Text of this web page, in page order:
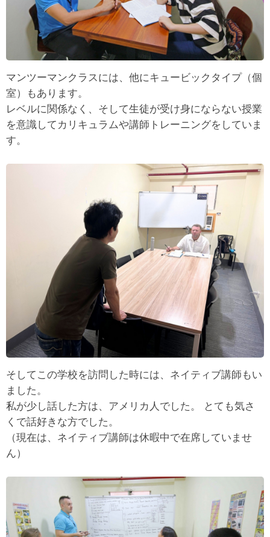
マンツーマンクラスには、他にキュービックタイプ（個
室）もあります。
レベルに関係なく、そして生徒が受け身にならない授業
を意識してカリキュラムや講師トレーニングをしていま
す。
そしてこの学校を訪問した時には、ネイティブ講師もい
ました。
私が少し話した方は、アメリカ人でした。 とても気さ
くで話好きな方でした。
（現在は、ネイティブ講師は休暇中で在席していませ
ん）